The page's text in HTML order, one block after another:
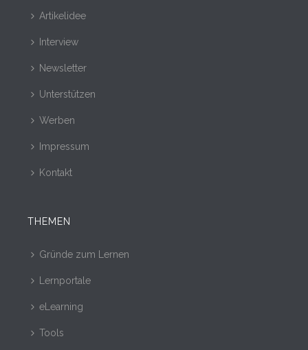
Artikelidee
Interview
Newsletter
Unterstützen
Werben
Impressum
Kontakt
THEMEN
Gründe zum Lernen
Lernportale
eLearning
Tools